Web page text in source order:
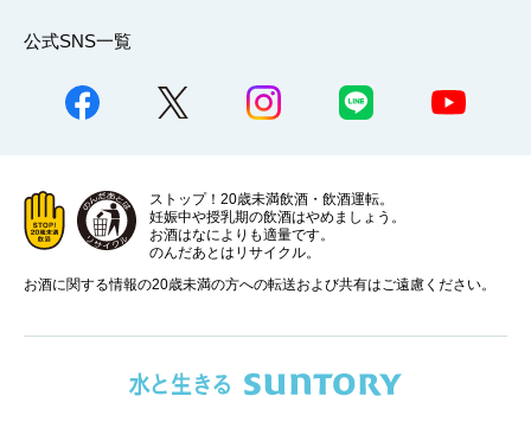
公式SNS一覧
ストップ！20歳未満飲酒・飲酒運転。
妊娠中や授乳期の飲酒はやめましょう。
お酒はなによりも適量です。
のんだあとはリサイクル。
お酒に関する情報の20歳未満の方への転送および共有はご遠慮ください。